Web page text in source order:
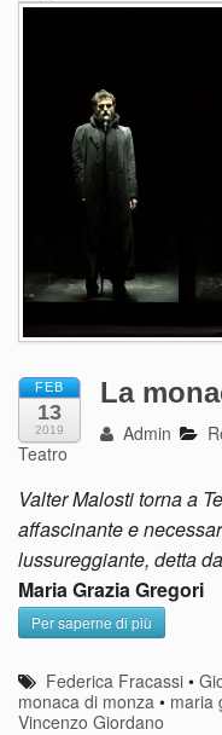
FEB
13
2019
La
Admin
Teatro
Valter Malosti torna a
affascinante e
lussureggiante, detta
Maria Grazia Gregori
Per saperne di più
Federica Fracassi •
monaca di monza • maria
Vincenzo Giordano